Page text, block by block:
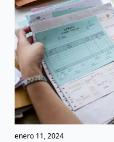
enero 11, 2024